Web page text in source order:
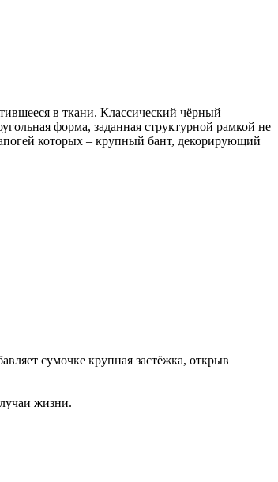
в ткани. Классический чёрный
форма, заданная структурной рамкой не
которых – крупный бант, декорирующий
сумочке крупная застёжка, открыв
жизни.